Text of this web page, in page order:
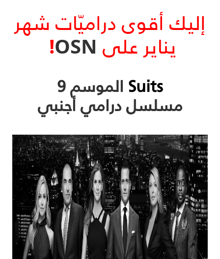
إليك أقوى دراميّات شهر
يناير علىOSN
!
Suitsالموسم 9
مسلسل درامي أجنبي